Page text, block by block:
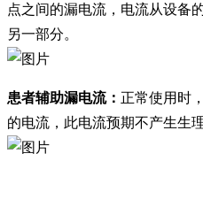
点之间的漏电流，电流从设备
另一部分。
患者辅助漏电流： 正常使用时
的电流，此电流预期不产生生理